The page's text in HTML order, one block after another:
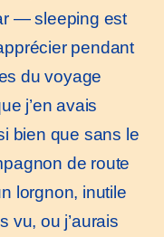
— sleeping est
pendant
du voyage
j’en avais
bien que sans le
de route
lorgnon, inutile
vu, ou j’aurais